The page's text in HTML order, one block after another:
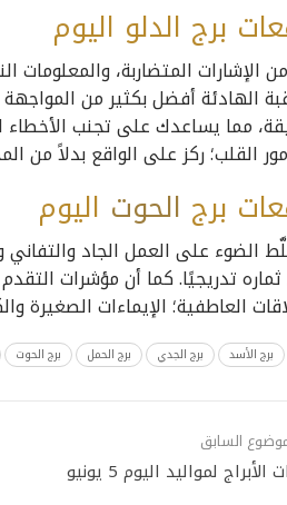
برج الدلو اليوم
الإشارات المتضاربة، والمعلومات
الهادئة أفضل بكثير من
مما يساعدك على تجنب الأخطاء
القلب؛ ركز على الواقع بدلاً من
برج الحوت اليوم
الضوء على العمل الجاد والتفاني
تدريجيًا. كما أن مؤشرات
العاطفية؛ الإيماءات الصغيرة
برج الأسد برج الجدي برج الحمل برج الحوت
السابق
لمواليد اليوم 5 يونيو